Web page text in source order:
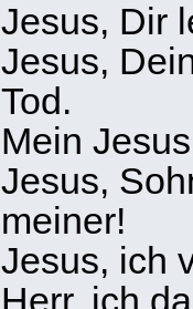
Jesus, Dir
Jesus,
Tod.
Mein
Jesus,
meiner!
Jesus, ich